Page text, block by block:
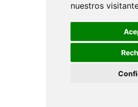
nuestros